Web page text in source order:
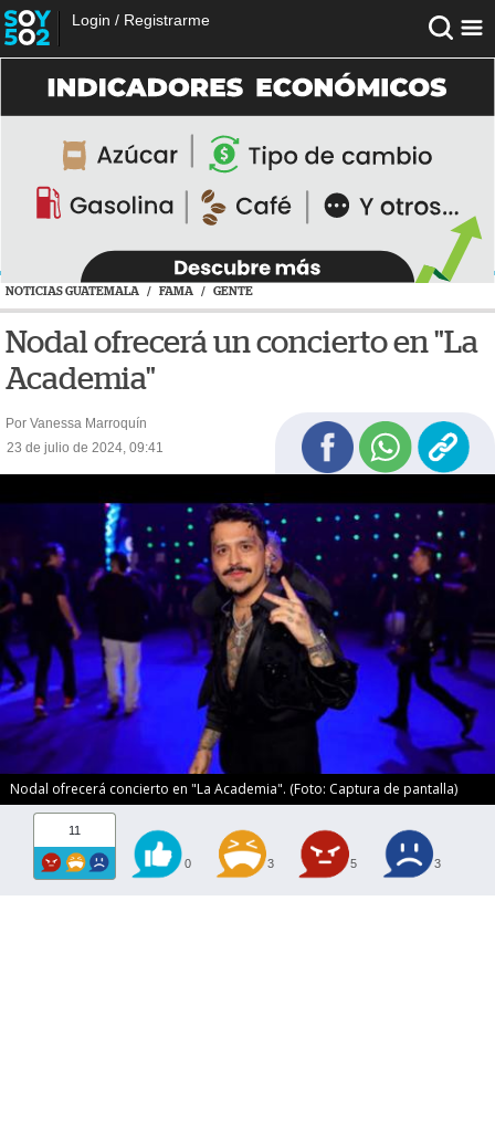
Login / Registrarme
NOTICIAS GUATEMALA / FAMA / GENTE
Nodal ofrecerá un concierto en "La
Academia"
Por Vanessa Marroquín
23 de julio de 2024, 09:41
Nodal ofrecerá concierto en "La Academia". (Foto: Captura de pantalla)
11
0 3 5 3